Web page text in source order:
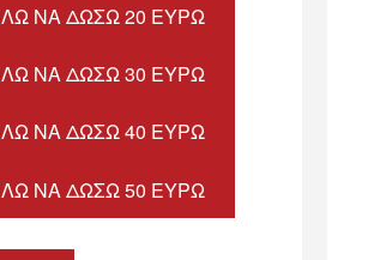
ΝΑ ΔΏΣΩ 20 ΕΥΡΏ
ΝΑ ΔΏΣΩ 30 ΕΥΡΏ
ΝΑ ΔΏΣΩ 40 ΕΥΡΏ
ΝΑ ΔΏΣΩ 50 ΕΥΡΏ